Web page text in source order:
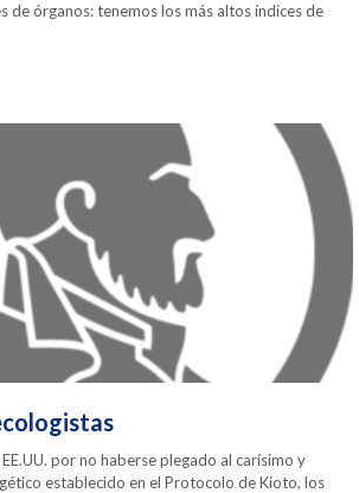
de órganos: tenemos los más altos índices de
por no haberse plegado al carísimo y
establecido en el Protocolo de Kioto, los